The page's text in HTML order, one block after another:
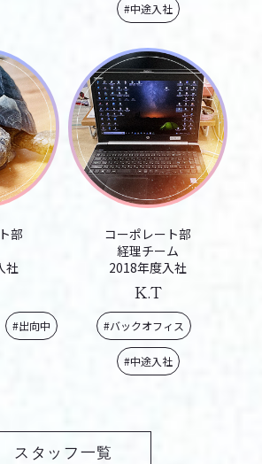
#中途入社
部
社
#出向中
コーポレート部
経理チーム
2018年度入社
K.T
#バックオフィス
#中途入社
スタッフ一覧